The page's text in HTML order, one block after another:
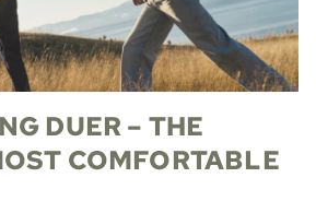
DUER – THE
COMFORTABLE